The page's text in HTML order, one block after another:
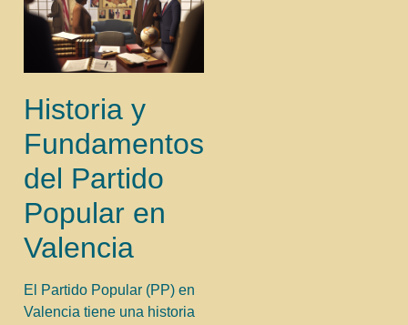
Historia y
Fundamentos
del Partido
Popular en
Valencia
El Partido Popular (PP) en
Valencia tiene una historia